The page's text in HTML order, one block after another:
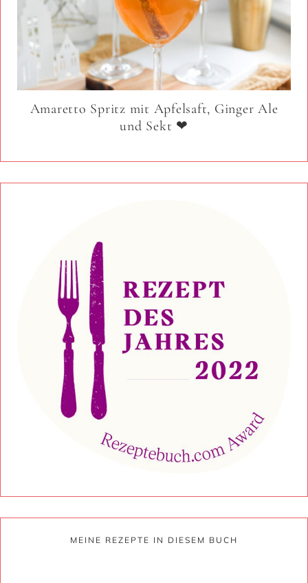
Amaretto Spritz mit Apfelsaft, Ginger Ale
und Sekt ❤
MEINE REZEPTE IN DIESEM BUCH